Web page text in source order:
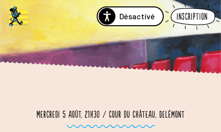
Désactivé Inscription
Mercredi 5 août, 21h30 / Cour du Château, Delémont